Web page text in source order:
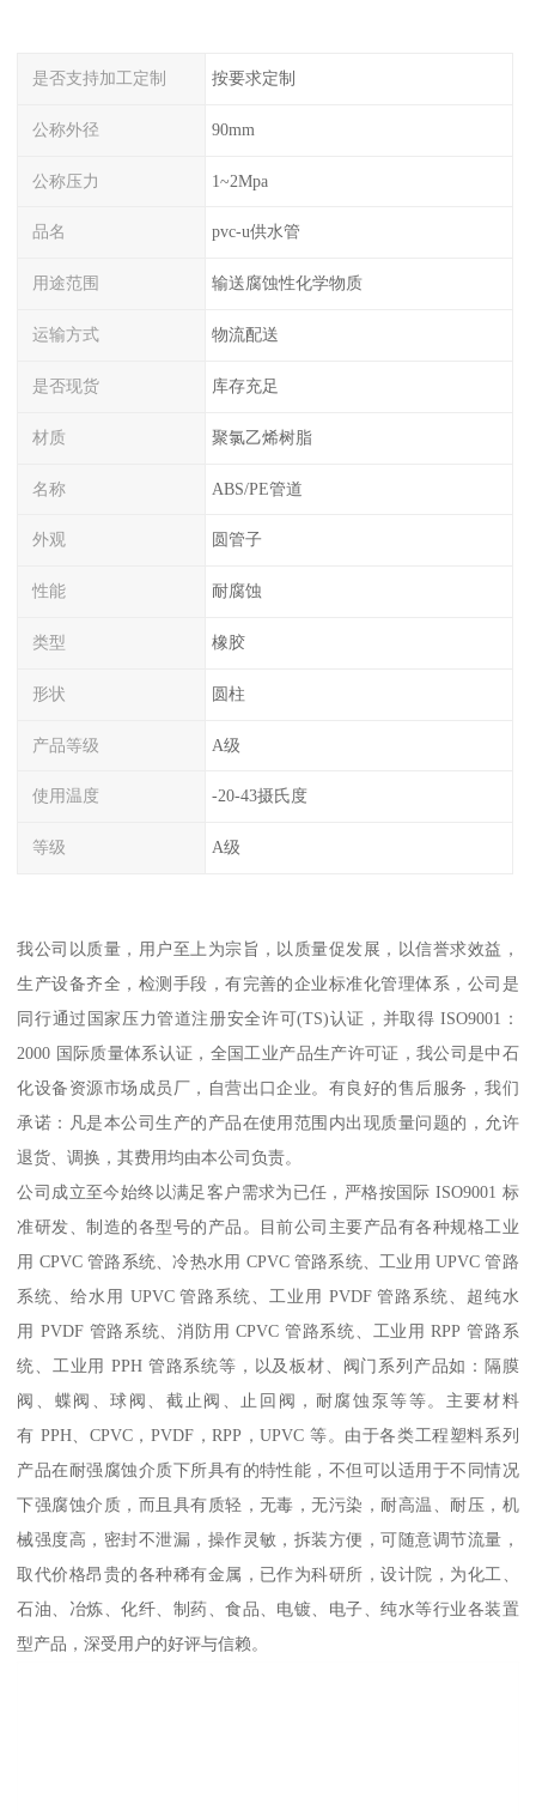
是否支持加工定制 按要求定制
公称外径 90mm
公称压力 1~2Mpa
品名 pvc-u供水管
用途范围 输送腐蚀性化学物质
运输方式 物流配送
是否现货 库存充足
材质 聚氯乙烯树脂
名称 ABS/PE管道
外观 圆管子
性能 耐腐蚀
类型 橡胶
形状 圆柱
产品等级 A级
使用温度 -20-43摄氏度
等级 A级
我公司以质量，用户至上为宗旨，以质量促发展，以信誉求效益，
生产设备齐全，检测手段，有完善的企业标准化管理体系，公司是
同行通过国家压力管道注册安全许可(TS)认证，并取得 ISO9001：
2000 国际质量体系认证，全国工业产品生产许可证，我公司是中石
化设备资源市场成员厂，自营出口企业。有良好的售后服务，我们
承诺：凡是本公司生产的产品在使用范围内出现质量问题的，允许
退货、调换，其费用均由本公司负责。
公司成立至今始终以满足客户需求为已任，严格按国际 ISO9001 标
准研发、制造的各型号的产品。目前公司主要产品有各种规格工业
用 CPVC 管路系统、冷热水用 CPVC 管路系统、工业用 UPVC 管路
系统、给水用 UPVC 管路系统、工业用 PVDF 管路系统、超纯水
用 PVDF 管路系统、消防用 CPVC 管路系统、工业用 RPP 管路系
统、工业用 PPH 管路系统等，以及板材、阀门系列产品如：隔膜
阀、蝶阀、球阀、截止阀、止回阀，耐腐蚀泵等等。主要材料
有 PPH、CPVC，PVDF，RPP，UPVC 等。由于各类工程塑料系列
产品在耐强腐蚀介质下所具有的特性能，不但可以适用于不同情况
下强腐蚀介质，而且具有质轻，无毒，无污染，耐高温、耐压，机
械强度高，密封不泄漏，操作灵敏，拆装方便，可随意调节流量，
取代价格昂贵的各种稀有金属，已作为科研所，设计院，为化工、
石油、冶炼、化纤、制药、食品、电镀、电子、纯水等行业各装置
型产品，深受用户的好评与信赖。